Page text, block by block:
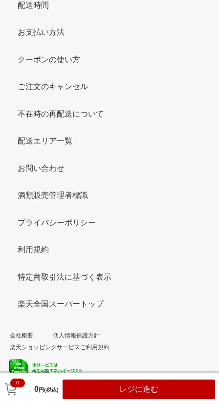
0
0円(税込) レジに進む
配送時間
お支払い方法
クーポンの使い方
ご注文のキャンセル
不在時の再配送について
配送エリア一覧
お問い合わせ
酒類販売管理者標識
プライバシーポリシー
利用規約
特定商取引法に基づく表示
楽天全国スーパートップ
会社概要
個人情報保護方針
楽天ショッピングサービスご利用規約
© Rakuten Group, Inc.